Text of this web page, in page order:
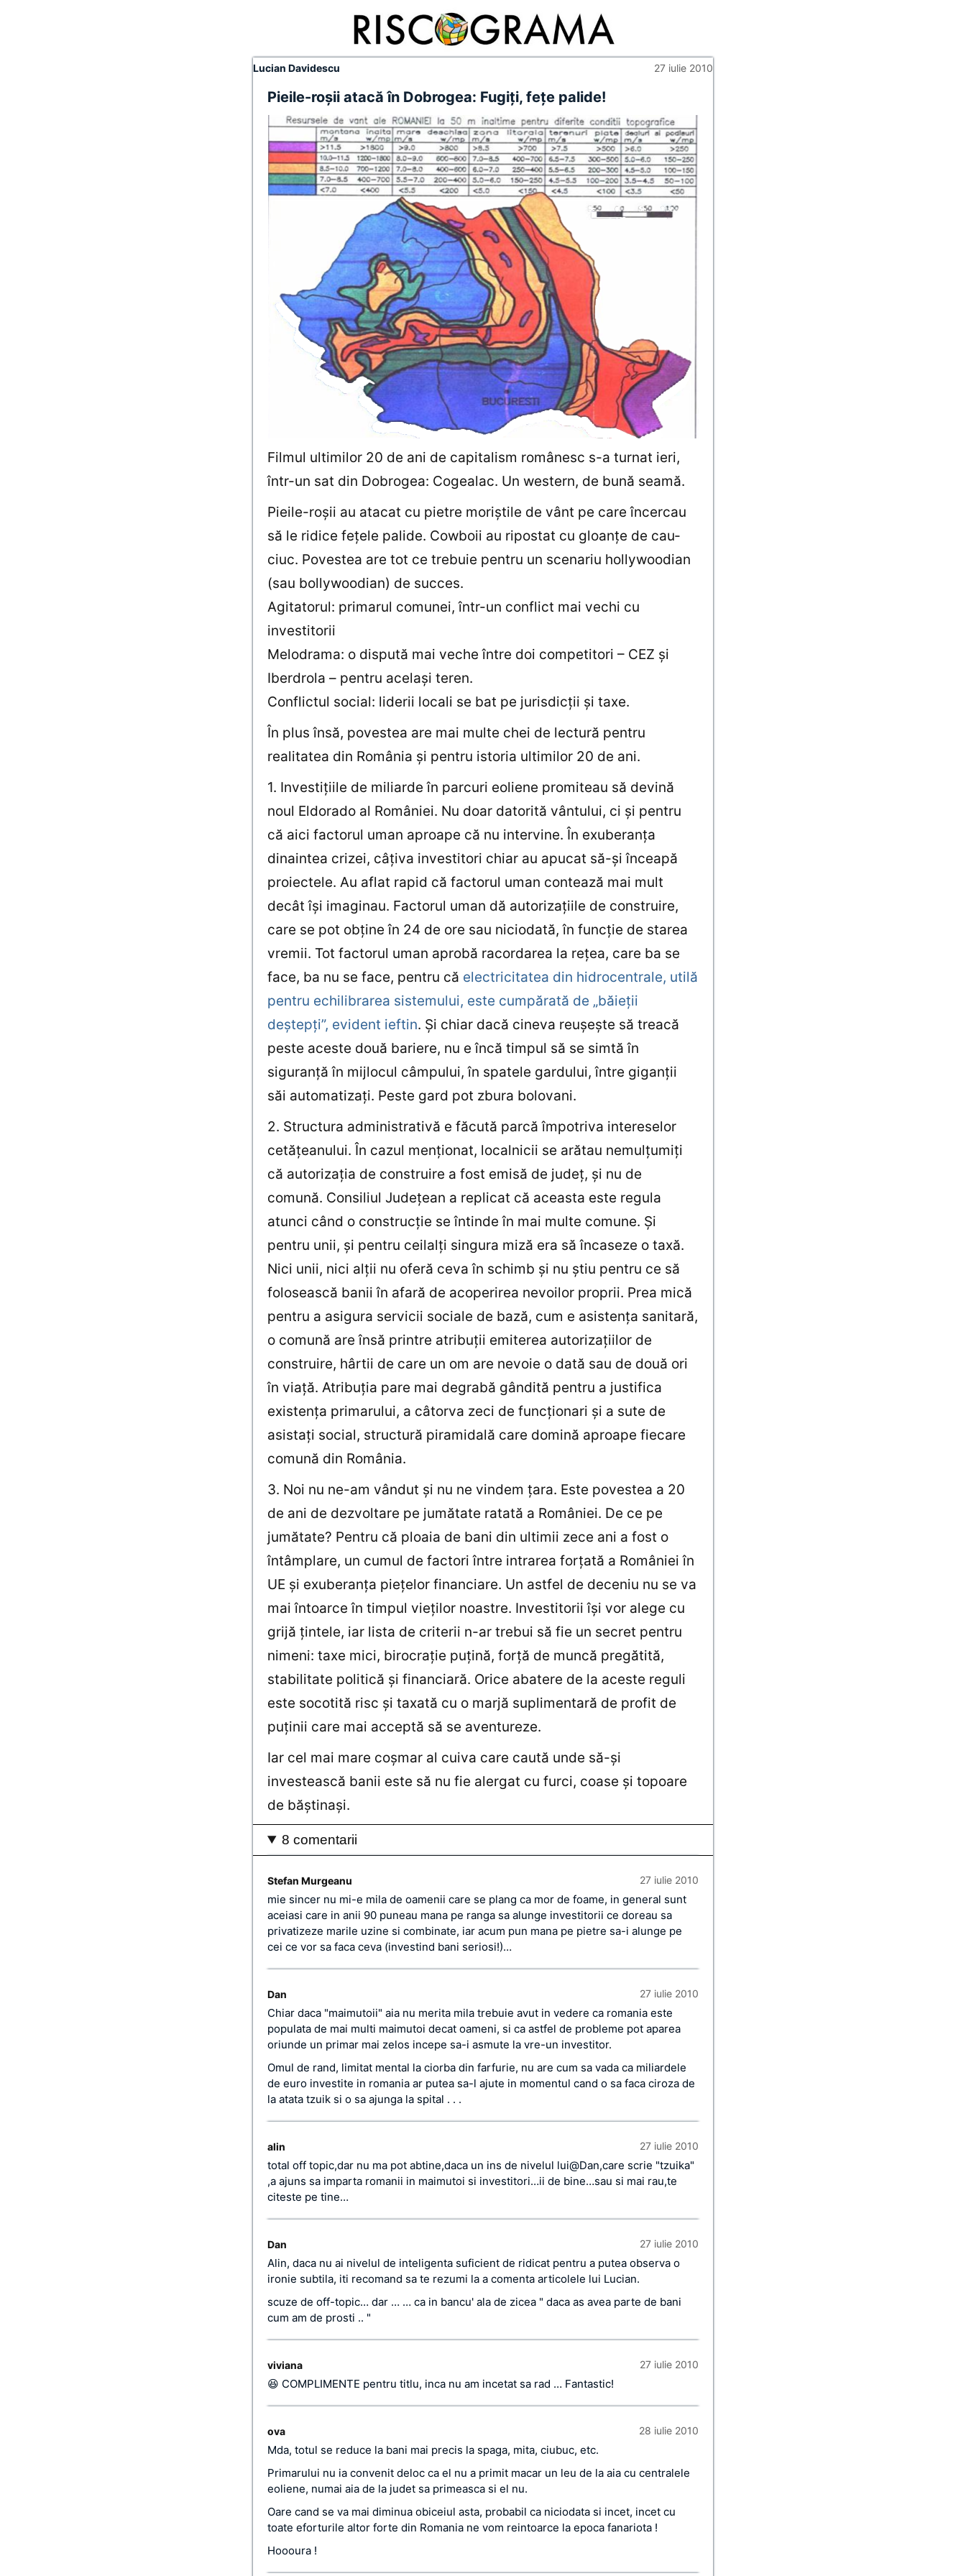
Lucian Davidescu 27 iulie 2010
Pieile-roşii atacă în Dobrogea: Fugiţi, feţe palide!
Filmul ultimilor 20 de ani de capitalism românesc s-a turnat ieri,
într-un sat din Dobrogea: Cogealac. Un western, de bună seamă.
Pieile-roşii au atacat cu pietre moriştile de vânt pe care încercau
să le ridice feţele palide. Cowboii au ripostat cu gloanţe de cau­
ciuc. Povestea are tot ce trebuie pentru un scenariu hollywoodian
(sau bollywoodian) de succes.
Agitatorul: primarul comunei, într-un conflict mai vechi cu
investitorii
Melodrama: o dispută mai veche între doi competitori – CEZ şi
Iberdrola – pentru acelaşi teren.
Conflictul social: liderii locali se bat pe jurisdicţii şi taxe.
În plus însă, povestea are mai multe chei de lectură pentru
realitatea din România şi pentru istoria ultimilor 20 de ani.
1. Investiţiile de miliarde în parcuri eoliene promiteau să devină
noul Eldorado al României. Nu doar datorită vântului, ci şi pentru
că aici factorul uman aproape că nu intervine. În exuberanţa
dinaintea crizei, câţiva investitori chiar au apucat să-şi înceapă
proiectele. Au aflat rapid că factorul uman contează mai mult
decât îşi imaginau. Factorul uman dă autorizaţiile de construire,
care se pot obţine în 24 de ore sau niciodată, în funcţie de starea
vremii. Tot factorul uman aprobă racordarea la reţea, care ba se
face, ba nu se face, pentru că electricitatea din hidrocentrale, utilă
pentru echilibrarea sistemului, este cumpărată de „băieţii
deştepţi”, evident ieftin. Şi chiar dacă cineva reuşeşte să treacă
peste aceste două bariere, nu e încă timpul să se simtă în
siguranţă în mijlocul câmpului, în spatele gardului, între giganţii
săi automatizaţi. Peste gard pot zbura bolovani.
2. Structura administrativă e făcută parcă împotriva intereselor
cetăţeanului. În cazul menţionat, localnicii se arătau nemulţumiţi
că autorizaţia de construire a fost emisă de judeţ, şi nu de
comună. Consiliul Judeţean a replicat că aceasta este regula
atunci când o construcţie se întinde în mai multe comune. Şi
pentru unii, şi pentru ceilalţi singura miză era să încaseze o taxă.
Nici unii, nici alţii nu oferă ceva în schimb şi nu ştiu pentru ce să
folosească banii în afară de acoperirea nevoilor proprii. Prea mică
pentru a asigura servicii sociale de bază, cum e asistenţa sanitară,
o comună are însă printre atribuţii emiterea autorizaţiilor de
construire, hârtii de care un om are nevoie o dată sau de două ori
în viaţă. Atribuţia pare mai degrabă gândită pentru a justifica
existenţa primarului, a câtorva zeci de funcţionari şi a sute de
asistaţi social, structură piramidală care domină aproape fiecare
comună din România.
3. Noi nu ne-am vândut şi nu ne vindem ţara. Este povestea a 20
de ani de dezvoltare pe jumătate ratată a României. De ce pe
jumătate? Pentru că ploaia de bani din ultimii zece ani a fost o
întâmplare, un cumul de factori între intrarea forţată a României în
UE şi exuberanţa pieţelor financiare. Un astfel de deceniu nu se va
mai întoarce în timpul vieţilor noastre. Investitorii îşi vor alege cu
grijă ţintele, iar lista de criterii n-ar trebui să fie un secret pentru
nimeni: taxe mici, birocraţie puţină, forţă de muncă pregătită,
stabilitate politică şi financiară. Orice abatere de la aceste reguli
este socotită risc şi taxată cu o marjă suplimentară de profit de
puţinii care mai acceptă să se aventureze.
Iar cel mai mare coşmar al cuiva care caută unde să-şi
investească banii este să nu fie alergat cu furci, coase şi topoare
de băştinaşi.
8 comentarii
Stefan Murgeanu 27 iulie 2010
mie sincer nu mi-e mila de oamenii care se plang ca mor de foame, in general sunt
aceiasi care in anii 90 puneau mana pe ranga sa alunge investitorii ce doreau sa
privatizeze marile uzine si combinate, iar acum pun mana pe pietre sa-i alunge pe
cei ce vor sa faca ceva (investind bani seriosi!)…
Dan 27 iulie 2010
Chiar daca "maimutoii" aia nu merita mila trebuie avut in vedere ca romania este
populata de mai multi maimutoi decat oameni, si ca astfel de probleme pot aparea
oriunde un primar mai zelos incepe sa-i asmute la vre-un investitor.
Omul de rand, limitat mental la ciorba din farfurie, nu are cum sa vada ca miliardele
de euro investite in romania ar putea sa-l ajute in momentul cand o sa faca ciroza de
la atata tzuik si o sa ajunga la spital . . .
alin 27 iulie 2010
total off topic,dar nu ma pot abtine,daca un ins de nivelul lui@Dan,care scrie "tzuika"
,a ajuns sa imparta romanii in maimutoi si investitori…ii de bine…sau si mai rau,te
citeste pe tine…
Dan 27 iulie 2010
Alin, daca nu ai nivelul de inteligenta suficient de ridicat pentru a putea observa o
ironie subtila, iti recomand sa te rezumi la a comenta articolele lui Lucian.
scuze de off-topic… dar … … ca in bancu' ala de zicea " daca as avea parte de bani
cum am de prosti .. "
viviana 27 iulie 2010
😆 COMPLIMENTE pentru titlu, inca nu am incetat sa rad … Fantastic!
ova 28 iulie 2010
Mda, totul se reduce la bani mai precis la spaga, mita, ciubuc, etc.
Primarului nu ia convenit deloc ca el nu a primit macar un leu de la aia cu centralele
eoliene, numai aia de la judet sa primeasca si el nu.
Oare cand se va mai diminua obiceiul asta, probabil ca niciodata si incet, incet cu
toate eforturile altor forte din Romania ne vom reintoarce la epoca fanariota !
Hoooura !